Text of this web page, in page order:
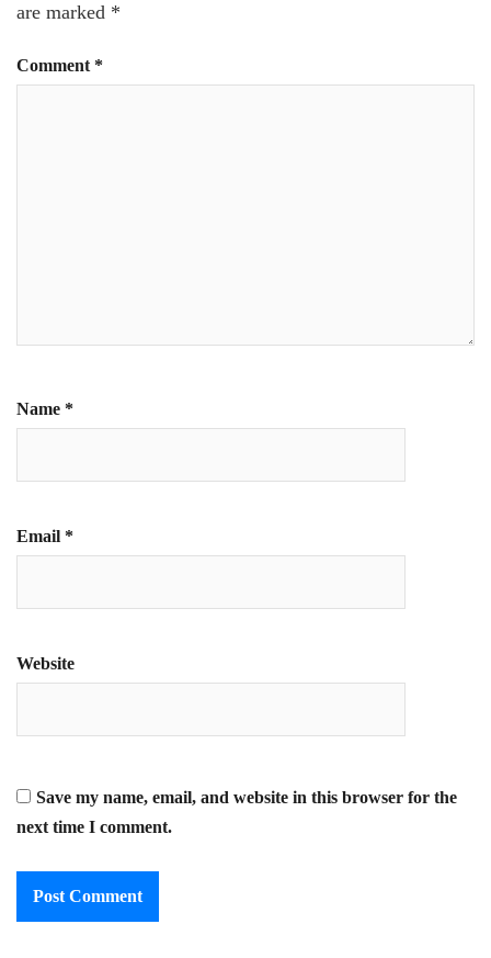
are marked *
Comment *
Name *
Email *
Website
Save my name, email, and website in this browser for the
next time I comment.